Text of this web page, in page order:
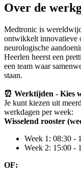
Over de
Medtronic is
ontwikkelt innovatieve
neurologische
Heerlen heerst een
een team waar
staan.
⏰ Werktijden - Kies
Je kunt kiezen uit
werkdagen per week:
Wisselend rooster
Week 1: 08:30 -
Week 2: 15:00 -
OF: